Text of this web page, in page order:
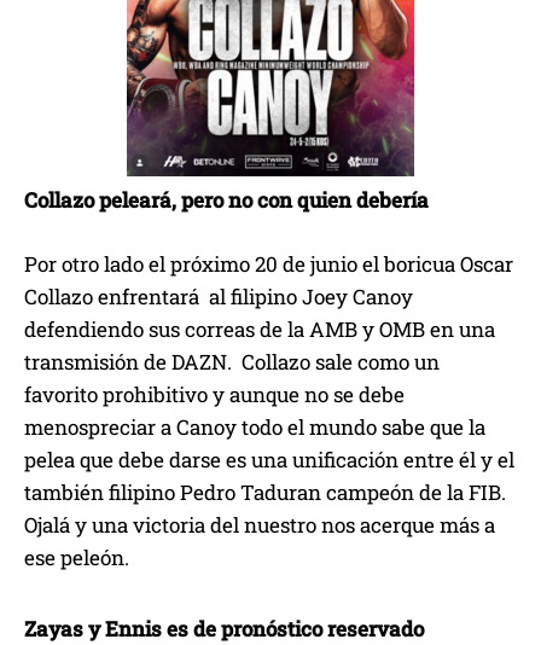
Collazo peleará, pero no con quien debería
Por otro lado el próximo 20 de junio el boricua Oscar
Collazo enfrentará al filipino Joey Canoy
defendiendo sus correas de la AMB y OMB en una
transmisión de DAZN. Collazo sale como un
favorito prohibitivo y aunque no se debe
menospreciar a Canoy todo el mundo sabe que la
pelea que debe darse es una unificación entre él y el
también filipino Pedro Taduran campeón de la FIB.
Ojalá y una victoria del nuestro nos acerque más a
ese peleón.
Zayas y Ennis es de pronóstico reservado